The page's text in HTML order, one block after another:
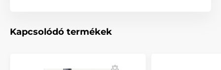
Kapcsolódó termékek